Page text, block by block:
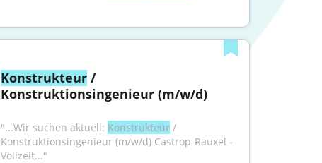
Konstrukteur /
Konstruktionsingenieur (m/w/d)
"...Wir suchen aktuell: Konstrukteur /
Konstruktionsingenieur (m/w/d) Castrop-Rauxel -
Vollzeit..."